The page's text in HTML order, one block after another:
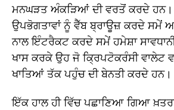
ਮਨਘੜਤ ਅੰਕੜਿਆਂ ਦੀ ਵਰਤੋਂ ਕਰਦੇ
ਉਪਭੋਗਤਾਵਾਂ ਨੂੰ ਵੈੱਬ ਬ੍ਰਾਊਜ਼ ਕਰਦੇ ਸਮੇਂ
ਨਾਲ ਇੰਟਰੈਕਟ ਕਰਦੇ ਸਮੇਂ ਹਮੇਸ਼ਾ
ਖਾਸ ਕਰਕੇ ਉਹ ਜੋ ਕ੍ਰਿਪਟੋਕਰੰਸੀ ਵਾਲੇਟ
ਖਾਤਿਆਂ ਤੱਕ ਪਹੁੰਚ ਦੀ ਬੇਨਤੀ ਕਰਦੇ ਹਨ।
ਇੱਕ ਹਾਲ ਹੀ ਵਿੱਚ ਪਛਾਣਿਆ ਗਿਆ